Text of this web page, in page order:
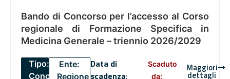
Bando di Concorso per l’accesso al Corso
regionale di Formazione Specifica in
Medicina Generale – triennio 2026/2029
Tipo:
Concorsi
Ente:
Regione
Data di
scadenza:
Scaduto
da:
Maggiori
dettagli